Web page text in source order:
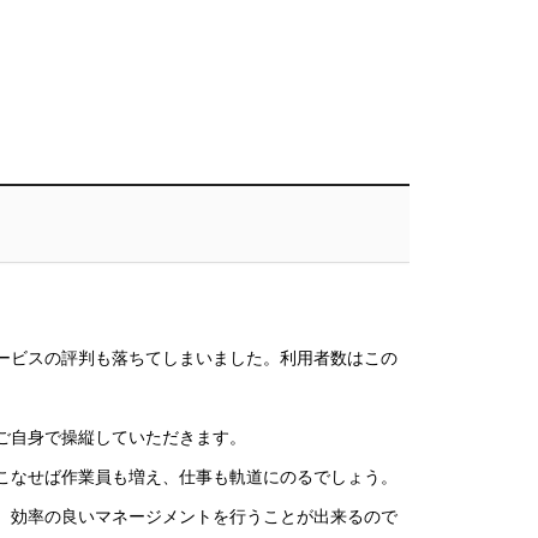
スの評判も落ちてしまいました。利用者数はこの
身で操縦していただきます。
せば作業員も増え、仕事も軌道にのるでしょう。
率の良いマネージメントを行うことが出来るので